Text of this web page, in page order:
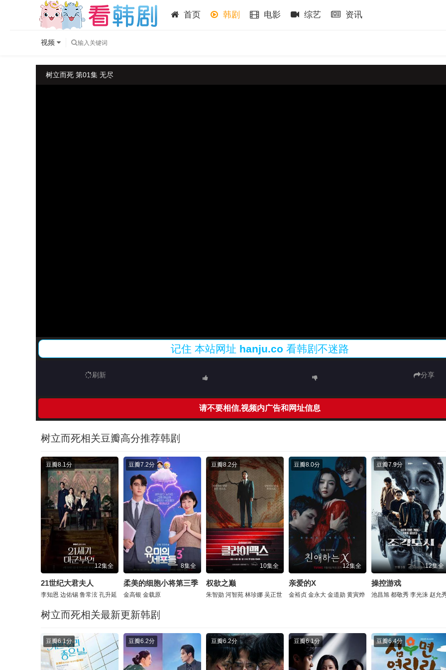
首页 韩剧 电影 综艺 资讯
视频
树立而死 第01集 无尽
记住 本站网址 hanju.co 看韩剧不迷路
刷新 分享
请不要相信,视频内广告和网址信息
树立而死相关豆瓣高分推荐韩剧
豆瓣8.1分
12集全
21世纪大君夫人
李知恩 边佑锡 鲁常泫 孔升延
豆瓣7.2分
8集全
柔美的细胞小将第三季
金高银 金载原
豆瓣8.2分
10集全
权欲之巅
朱智勋 河智苑 林珍娜 吴正世
豆瓣8.0分
12集全
亲爱的X
金裕贞 金永大 金道勋 黄寅烨
豆瓣7.9分
12集全
操控游戏
池昌旭 都敬秀 李光洙 赵允
树立而死相关最新更新韩剧
豆瓣6.1分 豆瓣6.2分 豆瓣6.2分 豆瓣6.1分 豆瓣6.4分